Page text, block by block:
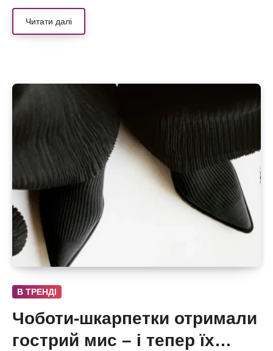
Читати далі
В ТРЕНДІ
Чоботи-шкарпетки отримали
гострий мис – і тепер їх